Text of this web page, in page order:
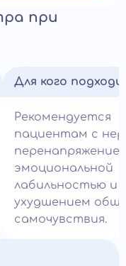
при
Для кого
Рекомендуется
пациентам с
эмоциональной
лабильностью и
ухудшением
самочувствия.